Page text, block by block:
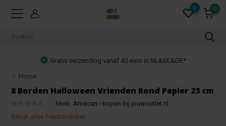
0 0
Gratis verzending vanaf 40 euro in NL&BE&DE*
Home
8 Borden Halloween Vrienden Rond Papier 23 cm
Merk: Amscan - kopen bij jouwoutlet.nl
Bekijk alles Feestartikelen